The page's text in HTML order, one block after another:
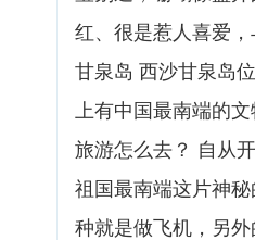
红、很是惹人喜爱
甘泉岛 西沙甘泉岛
上有中国最南端的
旅游怎么去？ 自从
祖国最南端这片神
种就是做飞机，另